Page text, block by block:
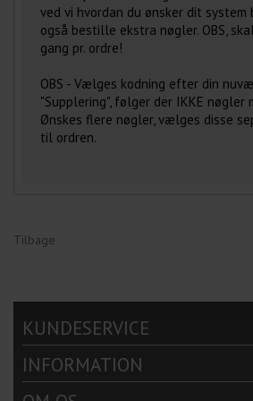
ved vi hvordan du ønsker dit system
også bestille ekstra nøgler. OBS,
gang pr. ordre!
OBS - Vælges kodning efter din
"Supplering", følger der IKKE nøgler
Ønskes flere nøgler, vælges disse
til ordren.
Tilbage
KUNDESERVICE
INFORMATION